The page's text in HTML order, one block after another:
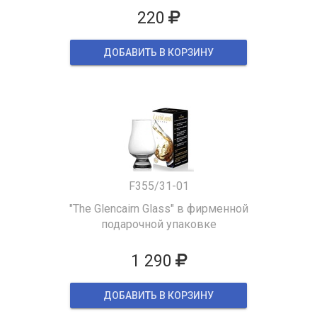
220
ДОБАВИТЬ В КОРЗИНУ
F355/31-01
"The Glencairn Glass" в фирменной
подарочной упаковке
1 290
ДОБАВИТЬ В КОРЗИНУ